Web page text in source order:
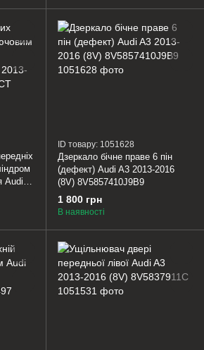
Audi
ID товару: 1051628
Дзеркало бічне праве 6 пін
(дефект) Audi A3 2013-2016
(8V) 8V5857410J9B9
1 800 грн
В наявності